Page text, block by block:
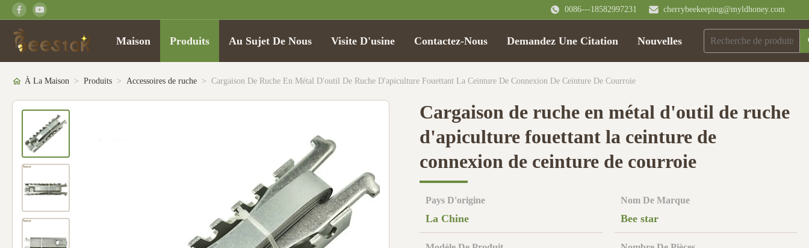
0086---18582997231 cherrybeekeeping@myldhoney.com
Maison Produits Au Sujet De Nous Visite D'usine Contactez-Nous Demandez Une Citation Nouvelles
À La Maison > Produits > Accessoires de ruche > Cargaison De Ruche En Métal D'outil De Ruche D'apiculture Fouettant La Ceinture De Connexion De Ceinture De Courroie
Cargaison de ruche en métal d'outil de ruche
d'apiculture fouettant la ceinture de
connexion de ceinture de courroie
Pays D'origine
La Chine
Nom De Marque
Bee star